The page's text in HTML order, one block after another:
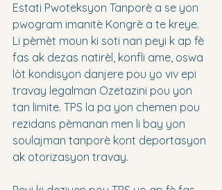
Estati Pwoteksyon Tanporè a se yon
pwogram imanitè Kongrè a te kreye.
Li pèmèt moun ki soti nan peyi k ap fè
fas ak dezas natirèl, konfli ame, oswa
lòt kondisyon danjere pou yo viv epi
travay legalman Ozetazini pou yon
tan limite. TPS la pa yon chemen pou
rezidans pèmanan men li bay yon
soulajman tanporè kont deportasyon
ak otorizasyon travay.